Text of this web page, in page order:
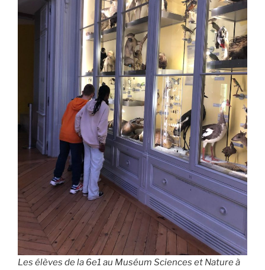
Les élèves de la 6e1 au Muséum Sciences et Nature à